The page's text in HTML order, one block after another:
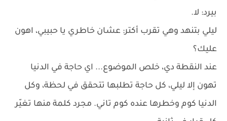
بيرد: لا.
ليلي بتنهد وهي تقرب أكتر: عشان خاطري يا حبيبي، اهون
عليك؟
عند النقطة دي، خلص الموضوع... اي حاجة في الدنيا
تهون إلا ليلي، كل حاجة تطلبها تتحقق في لحظة، وكل
الدنيا كوم وخطرها عنده كوم تاني. مجرد كلمة منها تغيّر